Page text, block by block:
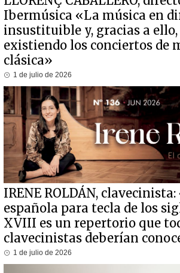
Ibermúsica «La música en
insustituible y, gracias a
existiendo los conciertos de
clásica»
1 de julio de 2026
IRENE ROLDÁN,
española para tecla de los
XVIII es un repertorio que
clavecinistas deberían
1 de julio de 2026